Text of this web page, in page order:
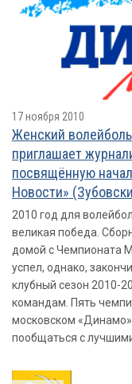
17 ноября 2010
Женский
приглашает
посвящённую
Новости»
2010 год для
великая победа.
домой с Чемпионата
успел, однако,
клубный сезон 2010-
командам. Пять
московском
пообщаться с